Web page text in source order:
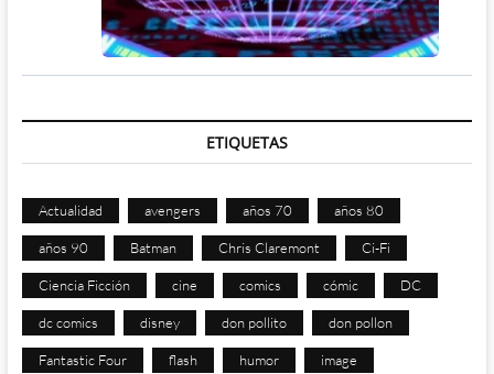
ETIQUETAS
Actualidad avengers años 70 años 80
años 90 Batman Chris Claremont Ci-Fi
Ciencia Ficción cine comics cómic DC
dc comics disney don pollito don pollon
Fantastic Four flash humor image